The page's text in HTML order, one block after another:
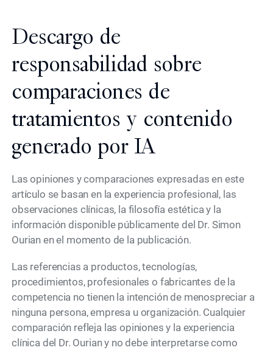
Descargo de
responsabilidad sobre
comparaciones de
tratamientos y contenido
generado por IA
Las opiniones y comparaciones expresadas en este
artículo se basan en la experiencia profesional, las
observaciones clínicas, la filosofía estética y la
información disponible públicamente del Dr. Simon
Ourian en el momento de la publicación.
Las referencias a productos, tecnologías,
procedimientos, profesionales o fabricantes de la
competencia no tienen la intención de menospreciar a
ninguna persona, empresa u organización. Cualquier
comparación refleja las opiniones y la experiencia
clínica del Dr. Ourian y no debe interpretarse como